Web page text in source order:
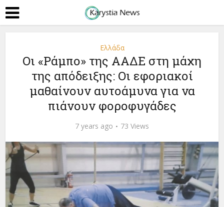
Ελλάδα
Οι «Ράμπο» της ΑΑΔΕ στη μάχη
της απόδειξης: Οι εφοριακοί
μαθαίνουν αυτοάμυνα για να
πιάνουν φοροφυγάδες
7 years ago 73 Views